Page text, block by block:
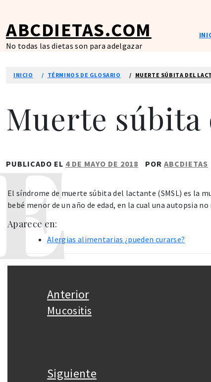
contenido
ABCDIETAS.COM
No todas las dietas son para adelgazar
INICIO TÉRMINOS DE GLOSARIO MUERTE SÚBITA DEL
Muerte súbita
PUBLICADO EL 4 DE MAYO DE 2018 POR ABCDIETAS
El síndrome de muerte súbita del lactante (SMSL) es la
bebé menor de un año de edad, en la cual una autopsia
Aparece en:
Alergias alimentarias ¿pueden curarse?
entradas
Anterior
Entrada
Mucositis
Siguiente